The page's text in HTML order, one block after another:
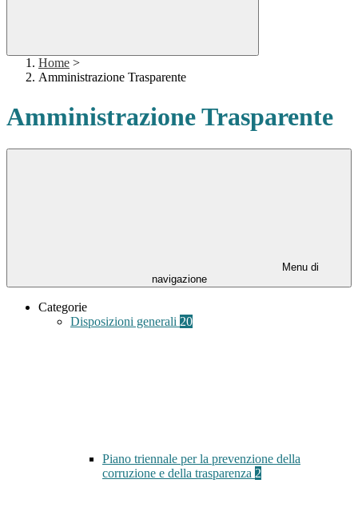
Home >
Amministrazione Trasparente
Amministrazione Trasparente
Menu di
navigazione
Categorie
Disposizioni generali 20
Piano triennale per la prevenzione della
corruzione e della trasparenza 2